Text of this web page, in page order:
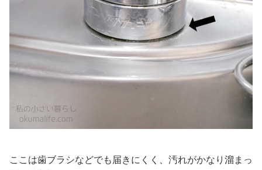
ここは歯ブラシなどでも届きにくく、汚れがかなり溜まっ